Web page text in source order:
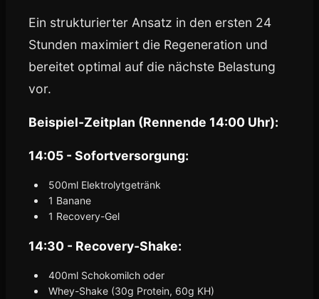
Ein strukturierter Ansatz in den ersten 24
Stunden maximiert die Regeneration und
bereitet optimal auf die nächste Belastung
vor.
Beispiel-Zeitplan (Rennende 14:00 Uhr):
14:05 - Sofortversorgung:
500ml Elektrolytgetränk
1 Banane
1 Recovery-Gel
14:30 - Recovery-Shake:
400ml Schokomilch oder
Whey-Shake (30g Protein, 60g KH)